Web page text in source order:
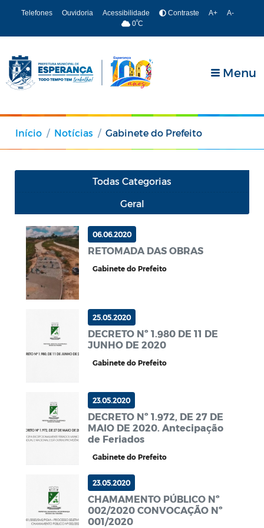
Telefones Ouvidoria Acessibilidade Contraste A+
A-
0ºC
Menu
Início Notícias Gabinete do Prefeito
Todas Categorias
Geral
06.06.2020
RETOMADA DAS OBRAS
Gabinete do Prefeito
25.05.2020
DECRETO Nº 1.980 DE 11 DE
JUNHO DE 2020
Gabinete do Prefeito
23.05.2020
DECRETO Nº 1.972, DE 27 DE
MAIO DE 2020. Antecipação
de Feriados
Gabinete do Prefeito
23.05.2020
CHAMAMENTO PÚBLICO Nº
002/2020 CONVOCAÇÃO Nº
001/2020